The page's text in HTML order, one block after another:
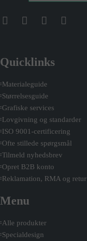
Quicklinks
Materialeguide
Størrelsesguide
Grafiske services
Lovgivning og standarder
ISO 9001-certificering
Ofte stillede spørgsmål
Tilmeld nyhedsbrev
Opret B2B konto
Reklamation, RMA og retur
Menu
Alle produkter
Specialdesign